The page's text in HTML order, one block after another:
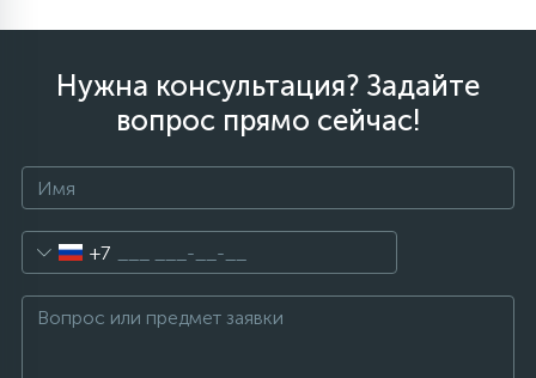
Нужна консультация? Задайте
вопрос прямо сейчас!
+7